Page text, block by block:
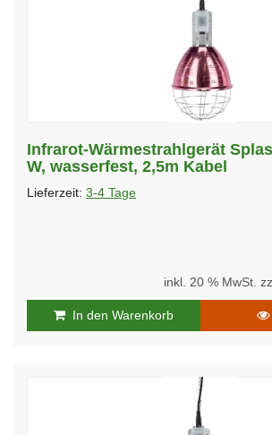
Infrarot-Wärmestrahlgerät
W, wasserfest, 2,5m Kabel
Lieferzeit: 3-4 Tage
inkl. 20 % MwSt.
In den Warenkorb